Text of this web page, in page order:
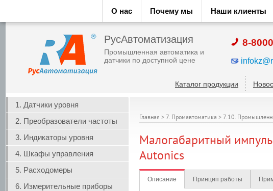
О нас Почему мы Наши клиенты
РусАвтоматизация
Промышленная автоматика и
датчики по доступной цене
8-
Каталог продукции
1. Датчики уровня
2. Преобразователи частоты
3. Индикаторы уровня
4. Шкафы управления
5. Расходомеры
6. Измерительные приборы
Главная > 7. Промавтоматика > 7.10.
Малогабаритный
Autonics
Описание Принцип работы